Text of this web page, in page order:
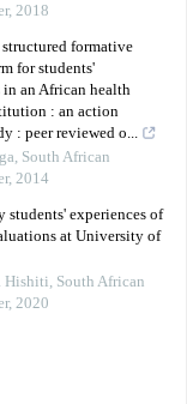
, 2018
structured formative
for students'
in an African health
: an action
: peer reviewed o...
, South African
, 2014
students' experiences of
at University of
Hishiti, South African
, 2020